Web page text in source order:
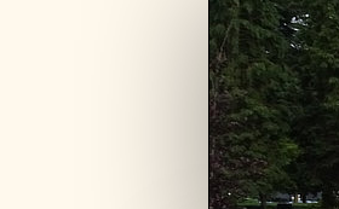
Skip
to
content